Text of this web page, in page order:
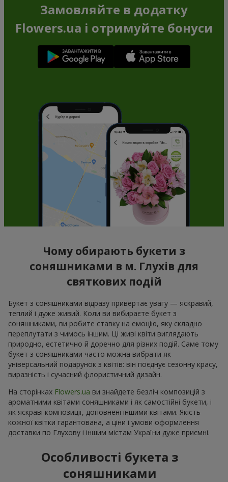
Замовляйте в додатку
Flowers.ua і отримуйте бонуси
Чому обирають букети з
соняшниками в м. Глухів для
святкових подій
Букет з соняшниками відразу привертає увагу — яскравий,
теплий і дуже живий. Коли ви вибираєте букет з
соняшниками, ви робите ставку на емоцію, яку складно
переплутати з чимось іншим. Ці живі квіти виглядають
природно, естетично й доречно для різних подій. Саме тому
букет з соняшниками часто можна вибрати як
універсальний подарунок з квітів: він поєднує сезонну красу,
виразність і сучасний флористичний дизайн.
На сторінках Flowers.ua ви знайдете безліч композицій з
ароматними квітами соняшниками і як самостійні букети, і
як яскраві композиції, доповнені іншими квітами. Якість
кожної квітки гарантована, а ціни і умови оформлення
доставки по Глухову і іншим містам України дуже приємні.
Особливості букета з
соняшниками